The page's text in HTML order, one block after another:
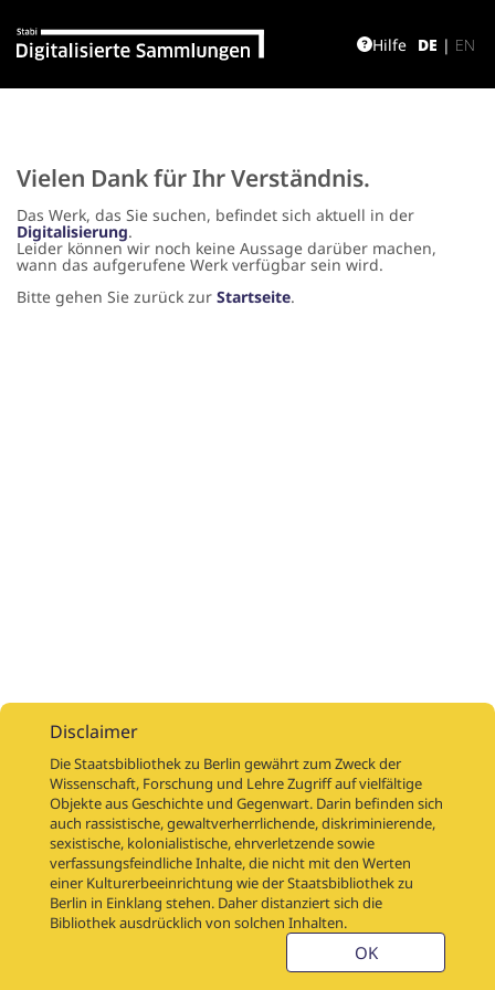
DE | EN
Hilfe
Vielen Dank für Ihr Verständnis.
Das Werk, das Sie suchen, befindet sich aktuell in der
Digitalisierung.
Leider können wir noch keine Aussage darüber machen,
wann das aufgerufene Werk verfügbar sein wird.
Bitte gehen Sie zurück zur Startseite.
DigitalisierungsaufträgeÜberDigitalisierungsprojekteLinks
DigiworkflowWeitere digitalisierte Bestände
Kontakt
Nutzungsbedingungen
Startseite der SBB
Stabikat
Weitere Kataloge der SBB
Disclaimer
Die Staatsbibliothek zu Berlin gewährt zum Zweck der
Wissenschaft, Forschung und Lehre Zugriff auf vielfältige
Objekte aus Geschichte und Gegenwart. Darin befinden sich
auch rassistische, gewaltverherrlichende, diskriminierende,
sexistische, kolonialistische, ehrverletzende sowie
verfassungsfeindliche Inhalte, die nicht mit den Werten
einer Kulturerbeeinrichtung wie der Staatsbibliothek zu
Berlin in Einklang stehen. Daher distanziert sich die
Bibliothek ausdrücklich von solchen Inhalten.
OK